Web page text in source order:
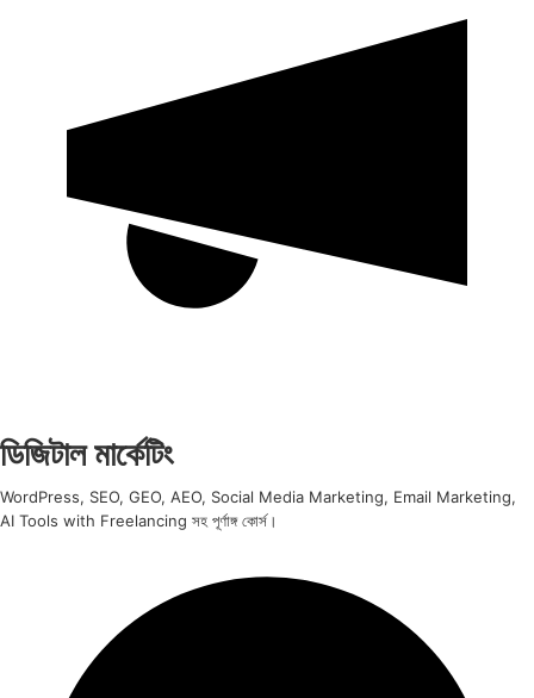
ডিজিটাল মার্কেটিং
WordPress, SEO, GEO, AEO, Social Media Marketing, Email Marketing,
AI Tools with Freelancing সহ পূর্ণাঙ্গ কোর্স।